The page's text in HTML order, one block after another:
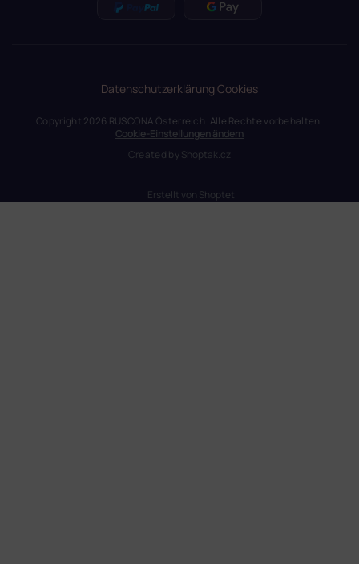
DatenschutzerklärungCookies
Erstellt von Shoptet
Copyright 2026 RUSCONA Österreich. Alle Rechte vorbehalten.
Cookie-Einstellungen ändern
Created byShoptak.cz